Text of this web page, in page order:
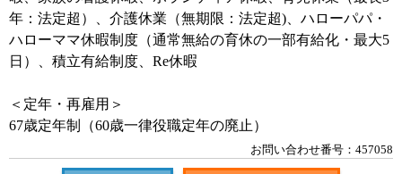
年：法定超）、介護休業（無期限：法定超)、ハローパパ・
ハローママ休暇制度（通常無給の育休の一部有給化・最大5
日）、積立有給制度、Re休暇
＜定年・再雇用＞
67歳定年制（60歳一律役職定年の廃止）
お問い合わせ番号：457058